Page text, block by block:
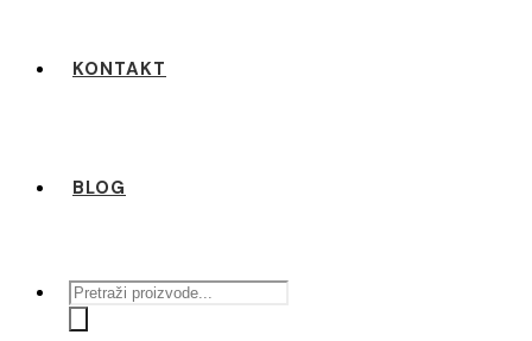
KONTAKT
BLOG
Products
search